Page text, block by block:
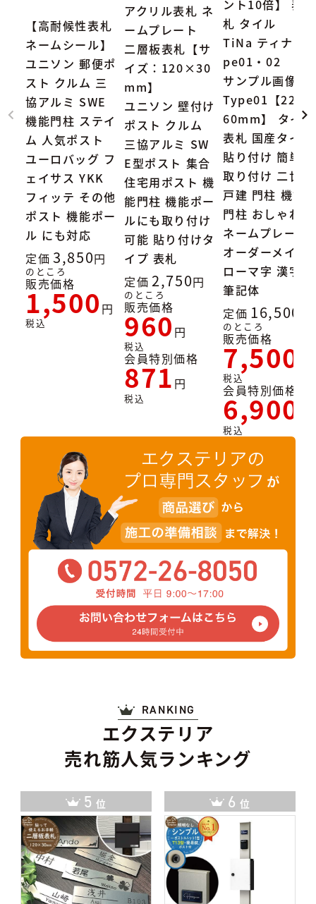
【高耐候性表札
ネームシール】
ユニソン 郵便ポ
スト クルム 三
協アルミ SWE
機能門柱 ステイ
ム 人気ポスト
ユーロバッグ フ
ェイサス YKK
フィッテ その他
ポスト 機能ポー
ル にも対応
定価 3,850
のところ
販売価格
1,500
税込
アクリル表札 ネ
ームプレート
二層板表札【サ
イズ：120×30
mm】
ユニソン 壁付け
ポスト クルム
三協アルミ SW
E型ポスト 集合
住宅用ポスト 機
能門柱 機能ポー
ルにも取り付け
可能 貼り付けタ
イプ 表札
定価 2,750
のところ
販売価格
960
税込
会員特別価格
871
税込
ント10倍】 表
札 タイル
TiNa ティナ Ty
pe01・02
サンプル画像：
Type01【227×
60mm】 タイル
表札 国産タイル
貼り付け 簡単
取り付け 二世帯
戸建 門柱 機能
門柱 おしゃれ
ネームプレート
オーダーメイド
ローマ字 漢字
筆記体
定価 16,500
のところ
販売価格
7,500
税込
会員特別価格
6,900
税込
エクステリア
売れ筋人気ランキング
RANKING
6 位 7 位